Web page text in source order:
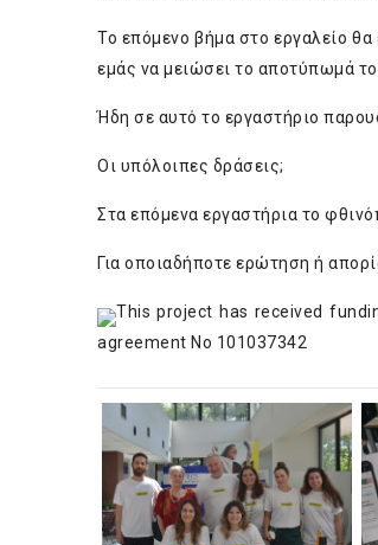
Το επόμενο βήμα στο εργαλείο
εμάς να μειώσει το αποτύπωμά
Ήδη σε αυτό το εργαστήριο
Οι υπόλοιπες δράσεις;
Στα επόμενα εργαστήρια το
Για οποιαδήποτε ερώτηση ή
This project has received
agreement No 101037342